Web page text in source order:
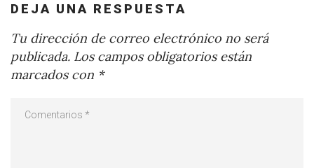
DEJA UNA RESPUESTA
Tu dirección de correo electrónico no será
publicada. Los campos obligatorios están
marcados con *